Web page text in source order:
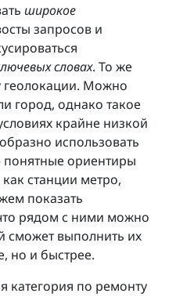
широкое
запросов и
словах. То же
геолокации. Можно
город, однако такое
крайне низкой
использовать
понятные ориентиры
станции метро,
показать
рядом с ними можно
сможет выполнить их
но и быстрее.
категория по ремонту